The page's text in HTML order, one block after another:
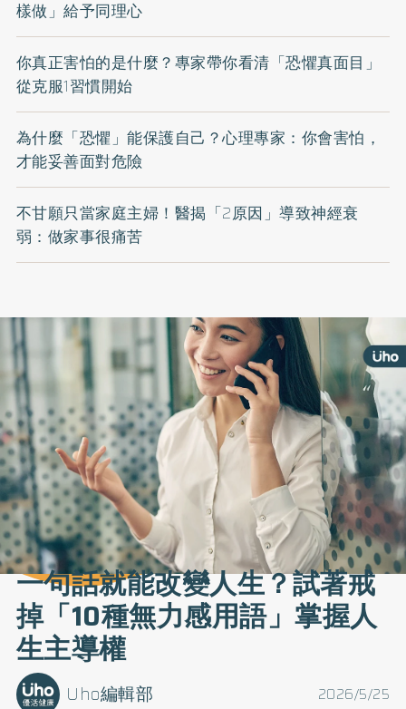
樣做」給予同理心
你真正害怕的是什麼？專家帶你看清「恐懼真面目」
從克服1習慣開始
為什麼「恐懼」能保護自己？心理專家：你會害怕，
才能妥善面對危險
不甘願只當家庭主婦！醫揭「2原因」導致神經衰
弱：做家事很痛苦
一句話就能改變人生？試著戒
掉「10種無力感用語」掌握人
生主導權
2026/5/25
Uho編輯部